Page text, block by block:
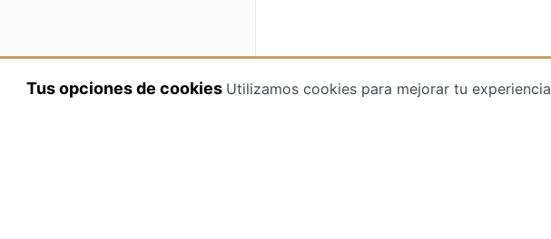
Tus opciones de cookies Utilizamos cookies para mejorar tu experiencia